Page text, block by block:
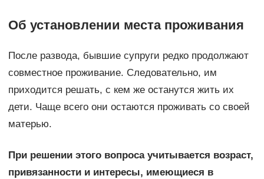
Об установлении места проживания
После развода, бывшие супруги редко продолжают
совместное проживание. Следовательно, им
приходится решать, с кем же останутся жить их
дети. Чаще всего они остаются проживать со своей
матерью.
При решении этого вопроса учитывается возраст,
привязанности и интересы, имеющиеся в